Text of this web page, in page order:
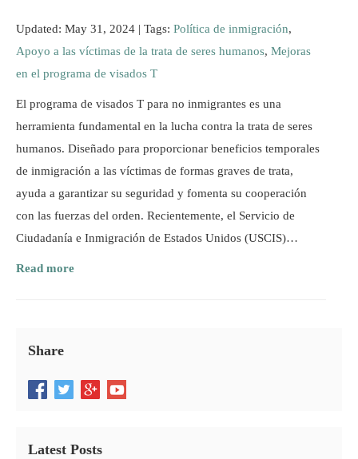
Updated: May 31, 2024 | Tags: Política de inmigración,
Apoyo a las víctimas de la trata de seres humanos, Mejoras
en el programa de visados T
El programa de visados T para no inmigrantes es una
herramienta fundamental en la lucha contra la trata de seres
humanos. Diseñado para proporcionar beneficios temporales
de inmigración a las víctimas de formas graves de trata,
ayuda a garantizar su seguridad y fomenta su cooperación
con las fuerzas del orden. Recientemente, el Servicio de
Ciudadanía e Inmigración de Estados Unidos (USCIS)…
Read more
Share
Latest Posts